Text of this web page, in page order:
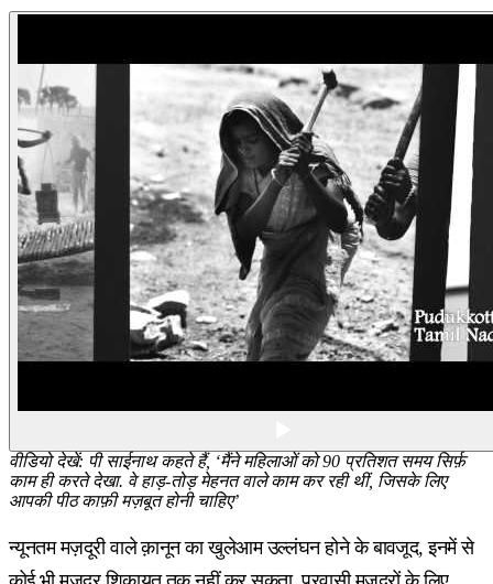
वीडियो देखें: पी साईनाथ कहते हैं, ‘मैंने महिलाओं को 90 प्रतिशत समय सिर्फ़
काम ही करते देखा. वे हाड़-तोड़ मेहनत वाले काम कर रही थीं, जिसके लिए
आपकी पीठ काफ़ी मज़बूत होनी चाहिए’
न्यूनतम मज़दूरी वाले क़ानून का खुलेआम उल्लंघन होने के बावजूद, इनमें से